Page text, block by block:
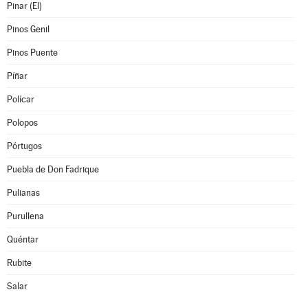
Pinar (El)
Pinos Genil
Pinos Puente
Píñar
Polícar
Polopos
Pórtugos
Puebla de Don Fadrique
Pulianas
Purullena
Quéntar
Rubite
Salar